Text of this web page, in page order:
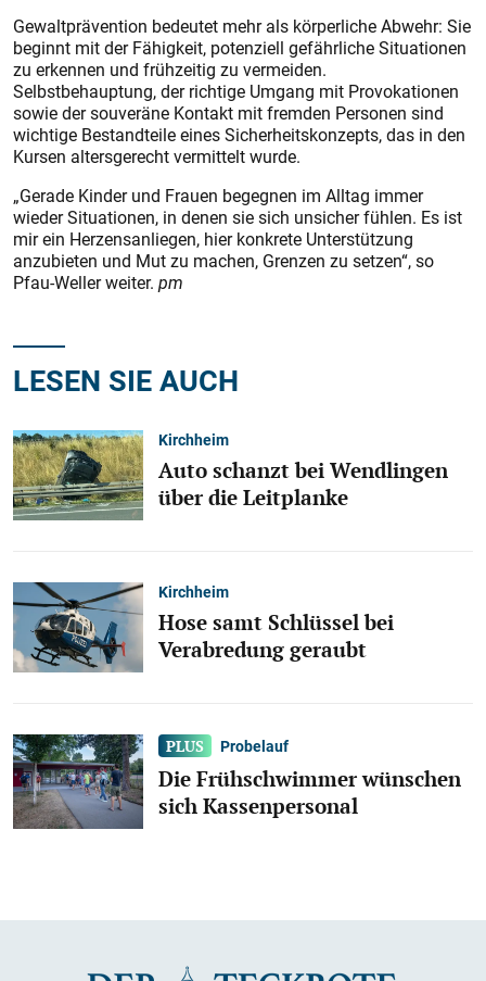
Gewaltprävention bedeutet mehr als körperliche Abwehr: Sie
beginnt mit der Fähigkeit, potenziell gefährliche Situationen
zu erkennen und frühzeitig zu vermeiden.
Selbstbehauptung, der richtige Umgang mit Provokationen
sowie der souveräne Kontakt mit fremden Personen sind
wichtige Bestandteile eines Sicherheitskonzepts, das in den
Kursen altersgerecht vermittelt wurde.
„Gerade Kinder und Frauen begegnen im Alltag immer
wieder Situationen, in denen sie sich unsicher fühlen. Es ist
mir ein Herzensanliegen, hier konkrete Unterstützung
anzubieten und Mut zu machen, Grenzen zu setzen“, so
Pfau-Weller weiter. pm
LESEN SIE AUCH
Kirchheim
Auto schanzt bei Wendlingen
über die Leitplanke
Kirchheim
Hose samt Schlüssel bei
Verabredung geraubt
Probelauf
Die Frühschwimmer wünschen
sich Kassenpersonal